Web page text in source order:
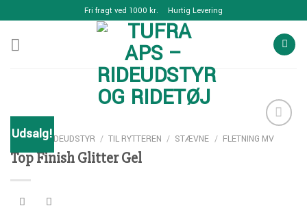
to
content
Fri fragt ved 1000 kr. Hurtig Levering
Udsalg!
SHOP / RIDEUDSTYR / TIL RYTTEREN / STÆVNE / FLETNING MV
Top Finish Glitter Gel